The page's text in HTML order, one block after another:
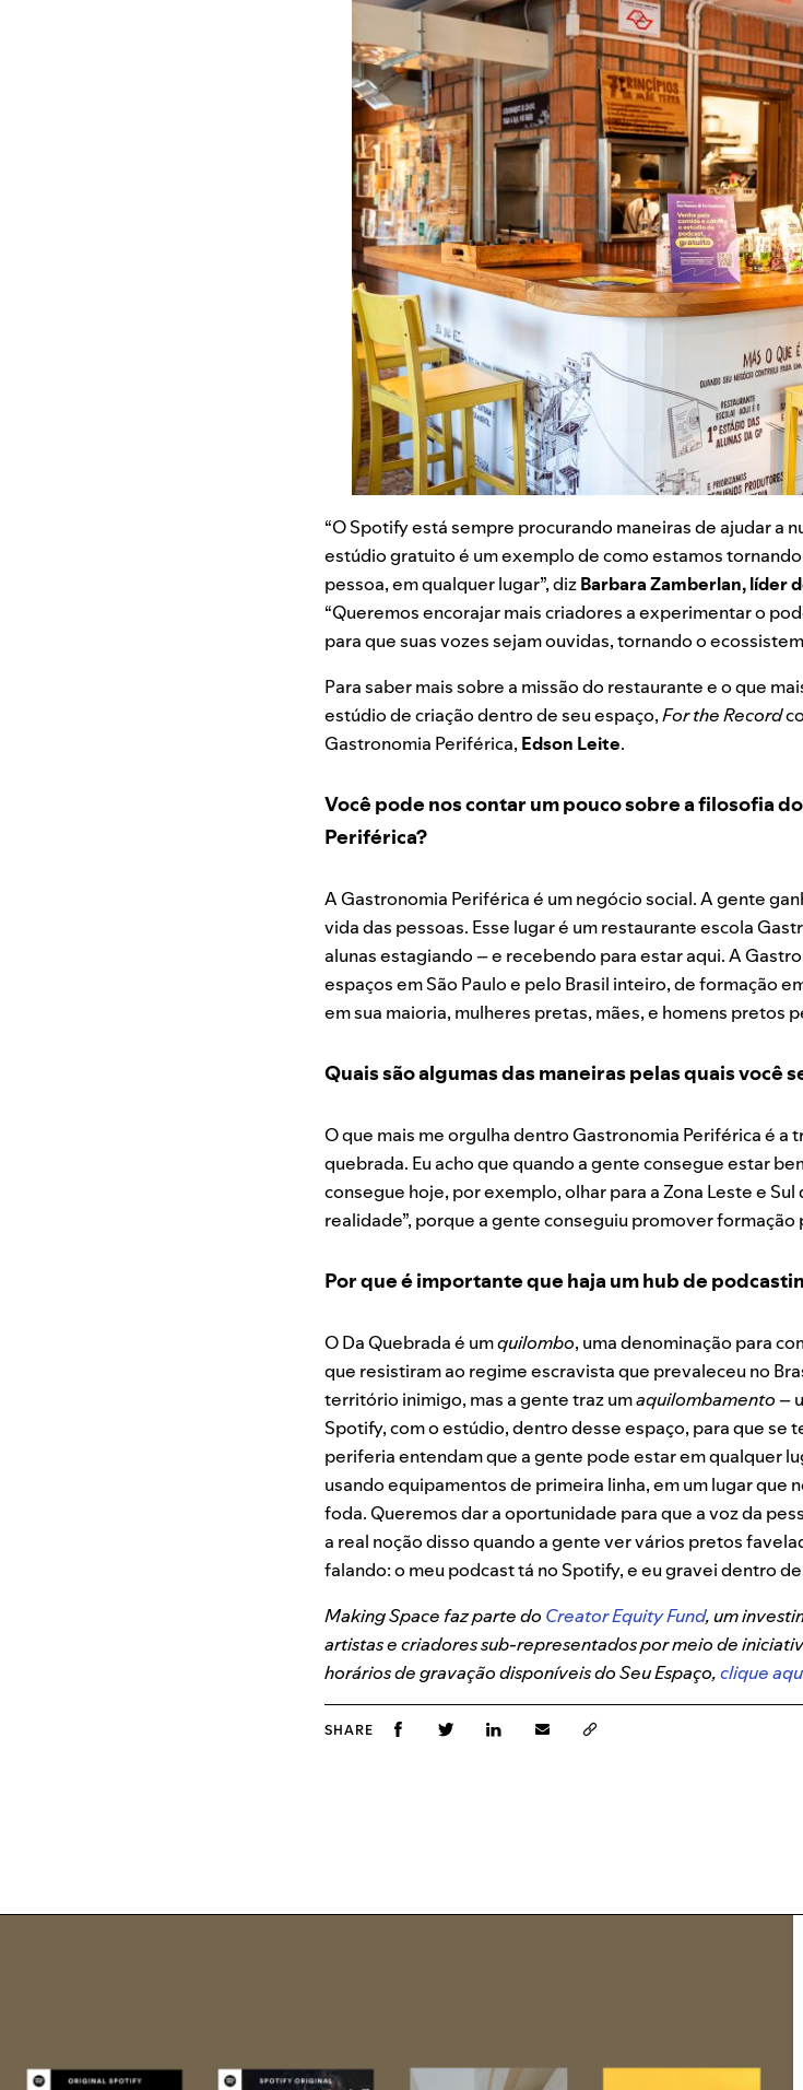
“O Spotify está sempre procurando maneiras de ajudar a
estúdio gratuito é um exemplo de como estamos
pessoa, em qualquer lugar”, dizBarbara Zamberlan, líder
“Queremos encorajar mais criadores a experimentar o
para que suas vozes sejam ouvidas, tornando o
Para saber mais sobre a missão do restaurante e o que
estúdio de criação dentro de seu espaço,For the Record
Gastronomia Periférica, Edson Leite.
Você pode nos contar um pouco sobre a filosofia
Periférica?
A Gastronomia Periférica é um negócio social. A gente
vida das pessoas. Esse lugar é um restaurante escola
alunas estagiando – e recebendo para estar aqui. A
espaços em São Paulo e pelo Brasil inteiro, de formação
em sua maioria, mulheres pretas, mães, e homens pretos
Quais são algumas das maneiras pelas quais você
O que mais me orgulha dentro Gastronomia Periférica é a
quebrada. Eu acho que quando a gente consegue estar
consegue hoje, por exemplo, olhar para a Zona Leste e Sul
realidade”, porque a gente conseguiu promover formação
Por que é importante que haja um hub de
O Da Quebrada é umquilombo, uma denominação para
que resistiram ao regime escravista que prevaleceu no
território inimigo, mas a gente traz umaquilombamento –
Spotify, com o estúdio, dentro desse espaço, para que se
periferia entendam que a gente pode estar em qualquer
usando equipamentos de primeira linha, em um lugar que
foda. Queremos dar a oportunidade para que a voz da
a real noção disso quando a gente ver vários pretos
falando: o meu podcast tá no Spotify, e eu gravei dentro
Making Space faz parte do Creator Equity Fund, um
artistas e criadores sub-representados por meio de
horários de gravação disponíveis do Seu Espaço,clique
SHARE